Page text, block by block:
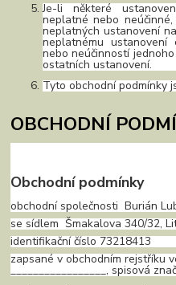
Je-li některé
neplatné nebo
neplatných ustanovení
neplatnému ustanovení
nebo neúčinností
ostatních ustanovení.
Tyto obchodní podmínky
OBCHODNÍ
Obchodní podmínky
obchodní společnosti Burián
se sídlem Šmakalova 340/32,
identifikační číslo 73218413
zapsané v obchodním rejstříku
_________________, spisová